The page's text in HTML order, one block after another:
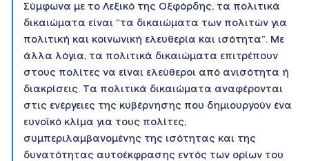
Σύμφωνα με το Λεξικό της Οξφόρδης, τα πολιτικά
δικαιώματα είναι “τα δικαιώματα των πολιτών για
πολιτική και κοινωνική ελευθερία και ισότητα”. Με
άλλα λόγια, τα πολιτικά δικαιώματα επιτρέπουν
στους πολίτες να είναι ελεύθεροι από ανισότητα ή
διακρίσεις. Τα πολιτικά δικαιώματα αναφέρονται
στις ενέργειες της κυβέρνησης που δημιουργούν ένα
ευνοϊκό κλίμα για τους πολίτες,
συμπεριλαμβανομένης της ισότητας και της
δυνατότητας αυτοέκφρασης εντός των ορίων του